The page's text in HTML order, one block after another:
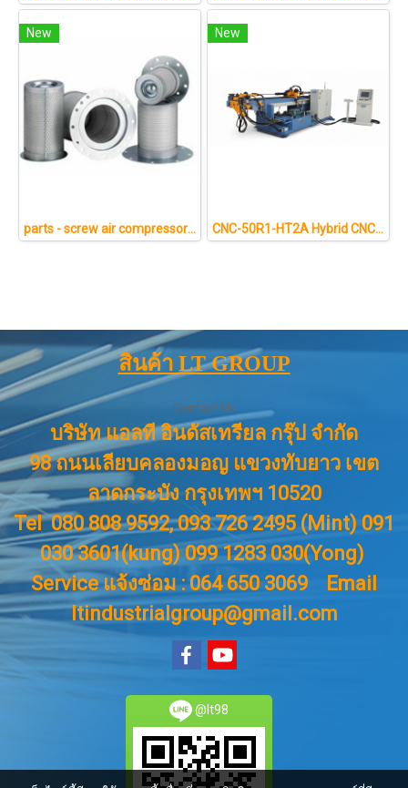
New
parts - screw air compressor 2
New
CNC-50R1-HT2A Hybrid CNC Pipe Bending Machine Technical Specifications
สินค้า LT GROUP
Contact Us
บริษัท แอลที อินดัสเทรียล กรุ๊ป จำกัด
98 ถนนเลียบคลองมอญ แขวงทับยาว เขต
ลาดกระบัง กรุงเทพฯ 10520
Tel 080 808 9592, 093 726 2495 (Mint) 091
030 3601(kung) 099 1283 030(Yong)
Service แจ้งซ่อม : 064 650 3069
Email
ltindustrialgroup@gmail.com
@lt98